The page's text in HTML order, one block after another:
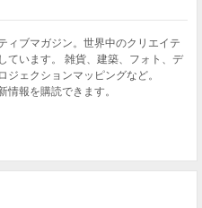
ィブマガジン。世界中のクリエイテ
ています。 雑貨、建築、フォト、デ
ェクションマッピングなど。
報を購読できます。